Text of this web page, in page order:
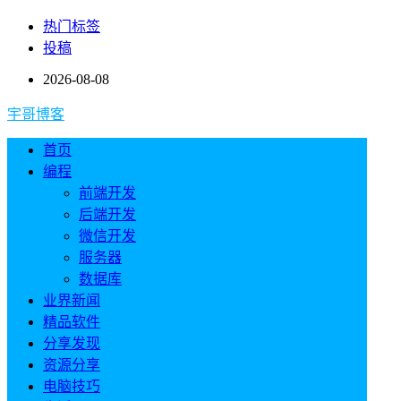
热门标签
投稿
2026-08-08
宇哥博客
首页
编程
前端开发
后端开发
微信开发
服务器
数据库
业界新闻
精品软件
分享发现
资源分享
电脑技巧